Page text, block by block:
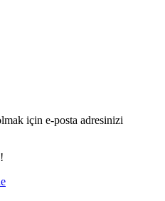
için e-posta adresinizi